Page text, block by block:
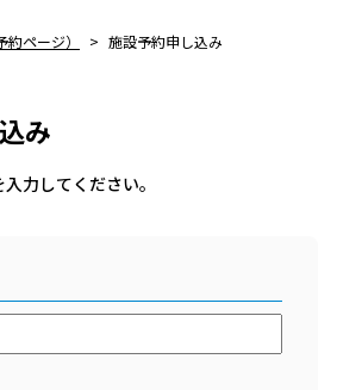
ページ） 施設予約申し込み
み
⼒してください。